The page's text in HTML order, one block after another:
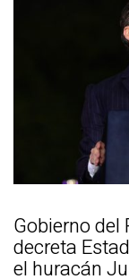
Gobierno del
decreta
el huracán